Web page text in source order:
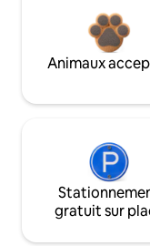
Animaux
gratuit sur